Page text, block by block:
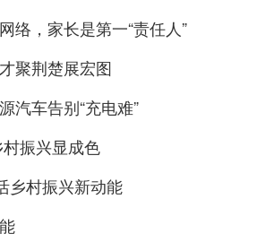
络，家长是第一“责任人”
聚荆楚展宏图
汽车告别“充电难”
振兴显成色
乡村振兴新动能